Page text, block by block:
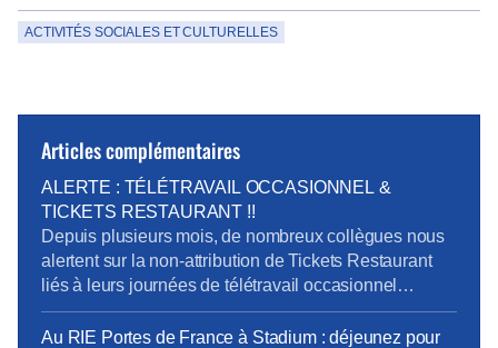
ACTIVITÉS SOCIALES ET CULTURELLES
Articles complémentaires
ALERTE : TÉLÉTRAVAIL OCCASIONNEL &
TICKETS RESTAURANT !!
Depuis plusieurs mois, de nombreux collègues nous
alertent sur la non-attribution de Tickets Restaurant
liés à leurs journées de télétravail occasionnel
(TLOC). Une règle méconnue prive aujourd’hui
certains salariés de leurs droits. Une information qui
Au RIE Portes de France à Stadium : déjeunez pour